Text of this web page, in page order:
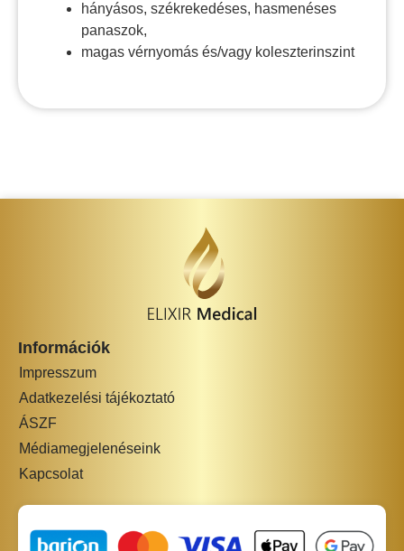
hányásos, székrekedéses, hasmenéses
panaszok,
magas vérnyomás és/vagy koleszterinszint
Információk
Impresszum
Adatkezelési tájékoztató
ÁSZF
Médiamegjelenéseink
Kapcsolat